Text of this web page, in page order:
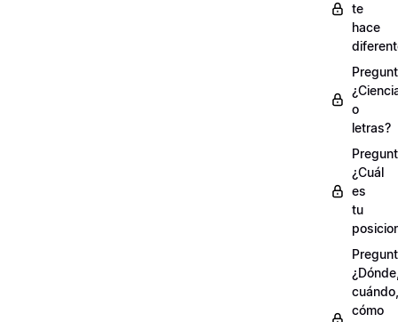
te
hace
o
letras?
¿Cuál
es
tu
cuándo,
cómo